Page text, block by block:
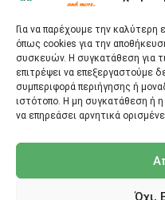
Για να παρέχουμε την καλύτερη
όπως cookies για την
συσκευών. Η συγκατάθεση για
επιτρέψει να επεξεργαστούμε
συμπεριφορά περιήγησης ή
ιστότοπο. Η μη συγκατάθεση ή
να επηρεάσει αρνητικά
Όχι,
E-SHOP
Vitaminesmou.gr.
Άγιος Δημήτριος T.K.17236
Αττική